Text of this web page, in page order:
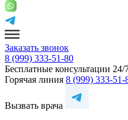
Заказать звонок
8 (999) 333-51-80
Бесплатные консультации 24/
Горячая линия 8 (999) 333-51-
Вызвать врача